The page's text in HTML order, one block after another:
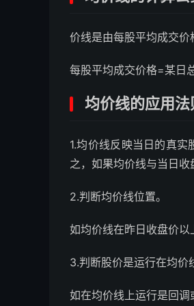
价线是由每股平均成交价
每股平均成交价格=某日
均价线的应用法
1.均价线反映当日的真
之，如果均价线与当日收
2.判断均价线位置。
如均价线在昨日收盘价以
3.判断股价是运行在均价
如在均价线上运行是回调